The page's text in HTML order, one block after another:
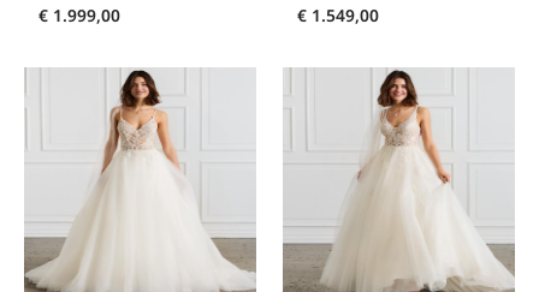
€ 1.999,00 € 1.549,00